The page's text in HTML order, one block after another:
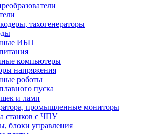
тахогенераторы
ИБП
компьютеры
напряжения
роботы
пуска
и ламп
промышленные мониторы
станков с ЧПУ
блоки управления